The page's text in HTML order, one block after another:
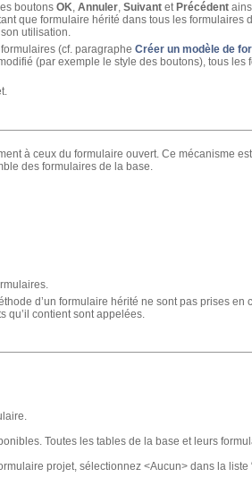
boutons OK, Annuler, Suivant et Précédent
que formulaire hérité dans tous les formulaires
utilisation.
(cf. paragraphe Créer un modèle de
(par exemple le style des boutons), tous les
à ceux du formulaire ouvert. Ce mécanisme
des formulaires de la base.
d’un formulaire hérité ne sont pas prises en
contient sont appelées.
Toutes les tables de la base et leurs
projet, sélectionnez <Aucun> dans la liste